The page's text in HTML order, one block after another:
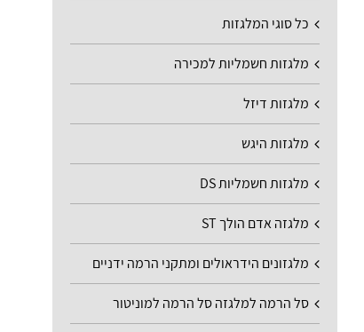
כל סוגי המלגזות
מלגזות חשמליות למכירה
מלגזות דיזל
מלגזות היגש
מלגזות חשמליות DS
מלגזה אדם הולך ST
מלגזונים הידראולים ומתקני הרמה ידניים
סל הרמה למלגזה סל הרמה למוניטור